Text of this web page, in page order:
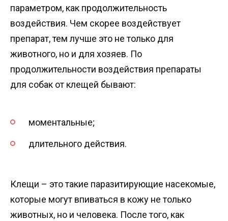
параметром, как продолжительность
воздействия. Чем скорее воздействует
препарат, тем лучше это не только для
животного, но и для хозяев. По
продолжительности воздействия препараты
для собак от клещей бывают:
моментальные;
длительного действия.
Клещи – это такие паразитирующие насекомые,
которые могут впиваться в кожу не только
животных, но и человека. После того, как